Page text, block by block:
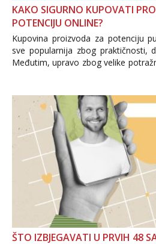
KAKO SIGURNO KUPOVATI
POTENCIJU ONLINE?
Kupovina proizvoda za potenciju
sve popularnija zbog praktičnosti,
Međutim, upravo zbog velike
i brojni krivotvoreni proizvodi,
ŠTO IZBJEGAVATI U PRVIH 48